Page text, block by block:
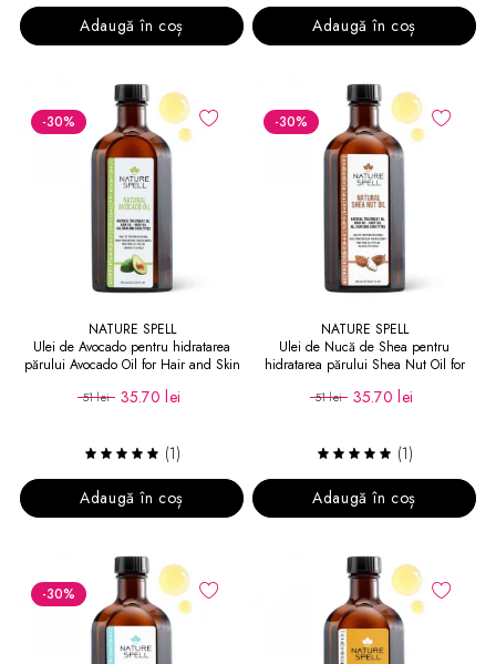
Adaugă în coș
Adaugă în coș
-30%
NATURE SPELL
Ulei de Avocado pentru hidratarea
părului Avocado Oil for Hair and Skin
51 lei 35.70 lei
(1)
Adaugă în coș
-30%
NATURE SPELL
Ulei de Nucă de Shea pentru
hidratarea părului Shea Nut Oil for
51 lei 35.70 lei
(1)
Adaugă în coș
-30%